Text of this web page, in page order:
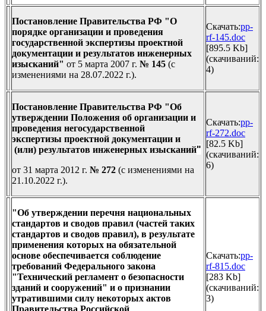
Постановление Правительства РФ "О
порядке организации и проведения
государственной экспертизы проектной
документации и результатов инженерных
изысканий" от 5 марта 2007 г. № 145 (с
изменениями на 28.07.2022 г.).
Скачать:pp-
rf-145.doc
[895.5 Kb]
(cкачиваний:
4)
Постановление Правительства РФ "Об
утверждении Положения об организации и
проведения негосударственной
экспертизы проектной документации и
(или) результатов инженерных изысканий"
от 31 марта 2012 г. № 272 (с изменениями на
21.10.2022 г.).
Скачать:pp-
rf-272.doc
[82.5 Kb]
(cкачиваний:
6)
"Об утверждении перечня национальных
стандартов и сводов правил (частей таких
стандартов и сводов правил), в результате
применения которых на обязательной
основе обеспечивается соблюдение
требований Федерального закона
"Технический регламент о безопасности
зданий и сооружений" и о признании
утратившими силу некоторых актов
Правительства Российской
Скачать:pp-
rf-815.doc
[283 Kb]
(cкачиваний:
3)